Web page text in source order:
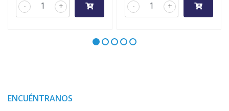
+
- +
-
ENCUÉNTRANOS